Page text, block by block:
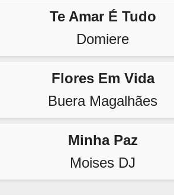
Te Amar É Tudo
Domiere
Flores Em Vida
Buera Magalhães
Minha Paz
Moises DJ